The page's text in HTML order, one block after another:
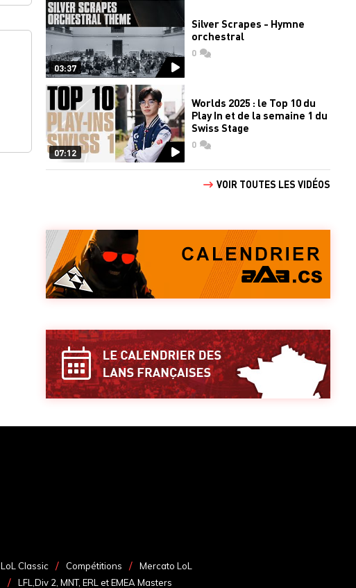
03:37
Silver Scrapes - Hymne
orchestral
0commentaires
07:12
Worlds 2025 : le Top 10 du
Play In et de la semaine 1 du
Swiss Stage
0commentaires
VOIR TOUTES LES VIDÉOS
LoL Classic Compétitions
Mercato LoL
LFL,Div 2, MNT, ERL et EMEA Masters